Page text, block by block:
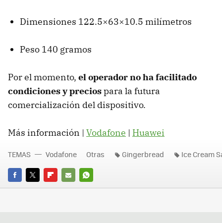
Dimensiones 122.5×63×10.5 milímetros
Peso 140 gramos
Por el momento, el operador no ha facilitado
condiciones y preciospara la futura
comercialización del dispositivo.
Más información | Vodafone | Huawei
FACEBOOK
TWITTERFLIPBOARD
E-
WHATSAPP
TEMAS Vodafone Otras Gingerbread Ice Cream